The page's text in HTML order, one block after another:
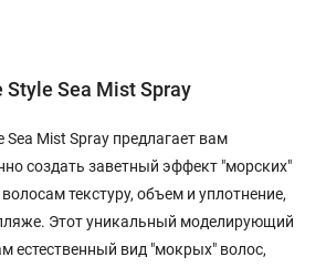
Style Sea Mist Spray
Sea Mist Spray предлагает вам
создать заветный эффект "морских"
текстуру, объем и уплотнение,
Этот уникальный моделирующий
естественный вид "мокрых" волос,